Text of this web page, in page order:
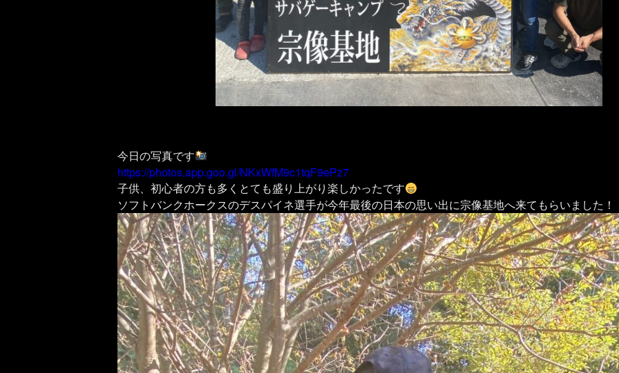
今日の写真です
https://photos.app.goo.gl/NKxWfM9c1tqF9ePz7
子供、初心者の方も多くとても盛り上がり楽しかったです
ソフトバンクホークスのデスパイネ選手が今年最後の日本の思い出に宗像基地へ来てもらいました！